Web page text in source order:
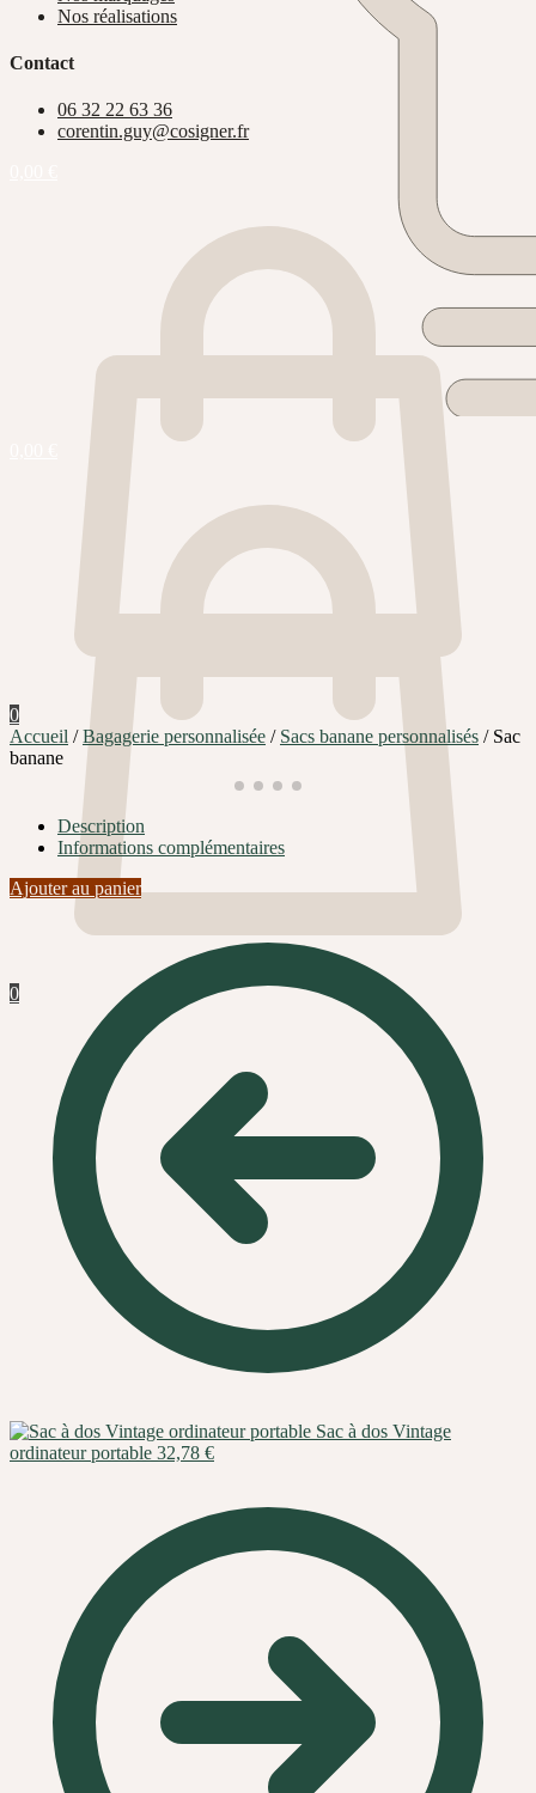
0
Nos réalisations
Contact
06 32 22 63 36
corentin.guy@cosigner.fr
0
Accueil /Bagagerie personnalisée / Sacs banane personnalisés / Sac
banane
Description
Informations complémentaires
Ajouter au panier
Sac à dos Vintage
ordinateur portable 32,78 €